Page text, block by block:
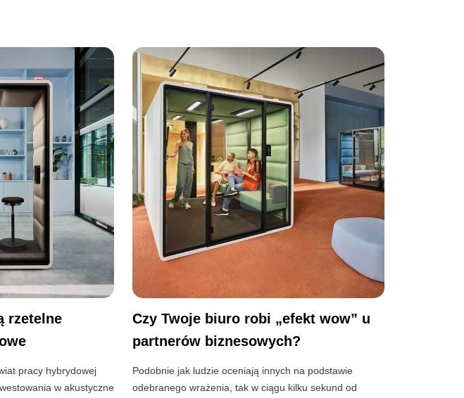
rzetelne
pracy hybrydowej
w akustyczne
Czy Twoje biuro robi „efekt wow” u
partnerów biznesowych?
Podobnie jak ludzie oceniają innych na podstawie
odebranego wrażenia, tak w ciągu kilku sekund od